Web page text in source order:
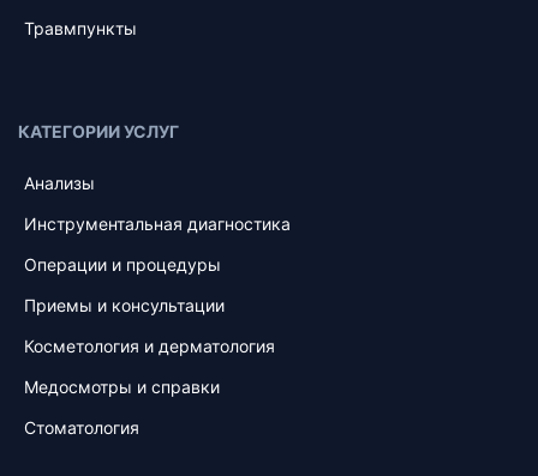
Травмпункты
КАТЕГОРИИ УСЛУГ
Анализы
Инструментальная диагностика
Операции и процедуры
Приемы и консультации
Косметология и дерматология
Медосмотры и справки
Стоматология